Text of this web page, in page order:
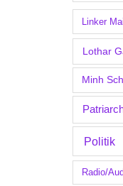
Linker
Lothar
Minh
Politik
Radio/